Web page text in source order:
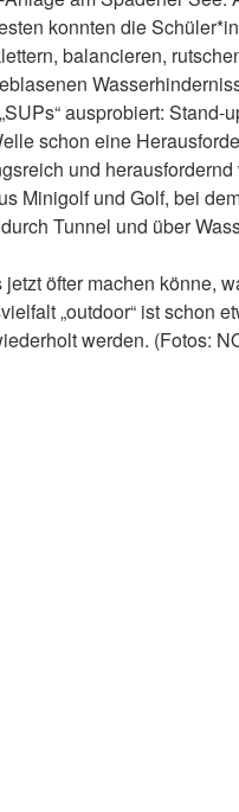
konnten die
balancieren,
ausprobiert:
schon eine
und
Minigolf und Golf, bei
Tunnel und über
jetzt öfter machen könne,
„outdoor“ ist schon
werden. (Fotos: